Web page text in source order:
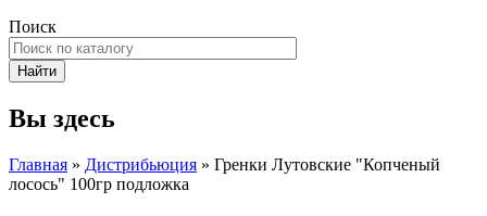
Поиск
Вы здесь
Главная » Дистрибьюция » Гренки Лутовские "Копченый
лосось" 100гр подложка